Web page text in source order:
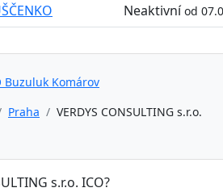
Neaktivníod
Buzuluk Komárov
Praha VERDYS CONSULTING s.r.o.
s.r.o. ICO?